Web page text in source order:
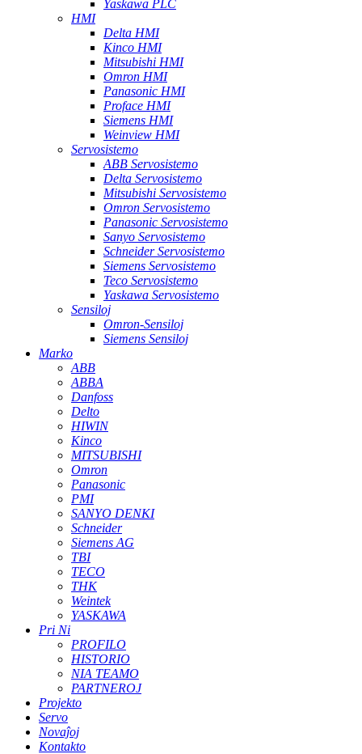
Yaskawa PLC
HMI
Delta HMI
Kinco HMI
Mitsubishi HMI
Omron HMI
Panasonic HMI
Proface HMI
Siemens HMI
Weinview HMI
Servosistemo
ABB Servosistemo
Delta Servosistemo
Mitsubishi Servosistemo
Omron Servosistemo
Panasonic Servosistemo
Sanyo Servosistemo
Schneider Servosistemo
Siemens Servosistemo
Teco Servosistemo
Yaskawa Servosistemo
Sensiloj
Omron-Sensiloj
Siemens Sensiloj
Marko
ABB
ABBA
Danfoss
Delto
HIWIN
Kinco
MITSUBISHI
Omron
Panasonic
PMI
SANYO DENKI
Schneider
Siemens AG
TBI
TECO
THK
Weintek
YASKAWA
Pri Ni
PROFILO
HISTORIO
NIA TEAMO
PARTNEROJ
Projekto
Servo
Novaĵoj
Kontakto